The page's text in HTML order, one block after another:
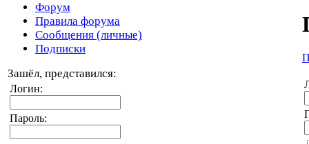
Форум
Правила форума
Сообщения (личные)
Подписки
Зашёл, представился:
Логин:
Пароль: